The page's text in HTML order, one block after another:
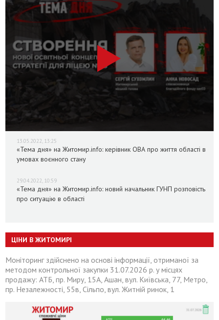
13.05.2022, 13:25
«Тема дня» на Житомир.info: керівник ОВА про життя області в
умовах воєнного стану
29.04.2022, 10:59
«Тема дня» на Житомир.info: новий начальник ГУНП розповість
про ситуацію в області
ЦІНИ В ЖИТОМИРІ
Моніторинг здійснено на основі інформації, отриманої за
методом контрольної закупки 31.07.2026 р. у місцях
продажу: АТБ, пр. Миру, 15А, Ашан, вул. Київська, 77, Метро,
пр. Незалежності, 55в, Сільпо, вул. Житній ринок, 1